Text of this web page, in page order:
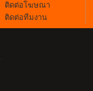
ติดต่อโฆษณา
ติดต่อทีมงาน